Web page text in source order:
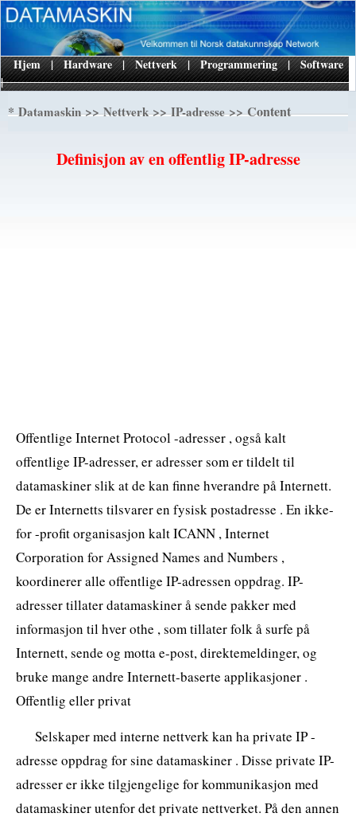
|
Hjem | Hardware | Nettverk | Programmering | Software
*Datamaskin>>Nettverk>>IP-adresse>> Content
Definisjon av en offentlig IP-adresse
Offentlige Internet Protocol -adresser , også kalt
offentlige IP-adresser, er adresser som er tildelt til
datamaskiner slik at de kan finne hverandre på Internett.
De er Internetts tilsvarer en fysisk postadresse . En ikke-
for -profit organisasjon kalt ICANN , Internet
Corporation for Assigned Names and Numbers ,
koordinerer alle offentlige IP-adressen oppdrag. IP-
adresser tillater datamaskiner å sende pakker med
informasjon til hver othe , som tillater folk å surfe på
Internett, sende og motta e-post, direktemeldinger, og
bruke mange andre Internett-baserte applikasjoner .
Offentlig eller privat
Selskaper med interne nettverk kan ha private IP -
adresse oppdrag for sine datamaskiner . Disse private IP-
adresser er ikke tilgjengelige for kommunikasjon med
datamaskiner utenfor det private nettverket. På den annen